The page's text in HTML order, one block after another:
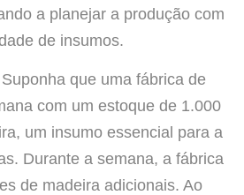
a planejar a produção com
de insumos.
Suponha que uma fábrica de
com um estoque de 1.000
um insumo essencial para a
Durante a semana, a fábrica
de madeira adicionais. Ao